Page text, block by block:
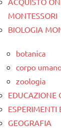
MONTESSORI
BIOLOGIA
botanica
corpo
zoologia
EDUCAZIONE
ESPERIMENTI
GEOGRAFIA